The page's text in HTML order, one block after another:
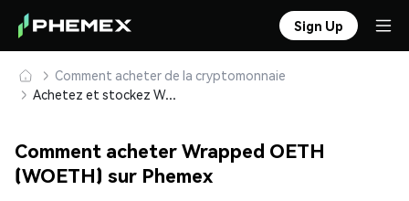
Sign Up
Comment acheter de la cryptomonnaie
Achetez et stockez Wrapped OETH (WOETH) en toute sécurité
Comment acheter Wrapped OETH
(WOETH) sur Phemex